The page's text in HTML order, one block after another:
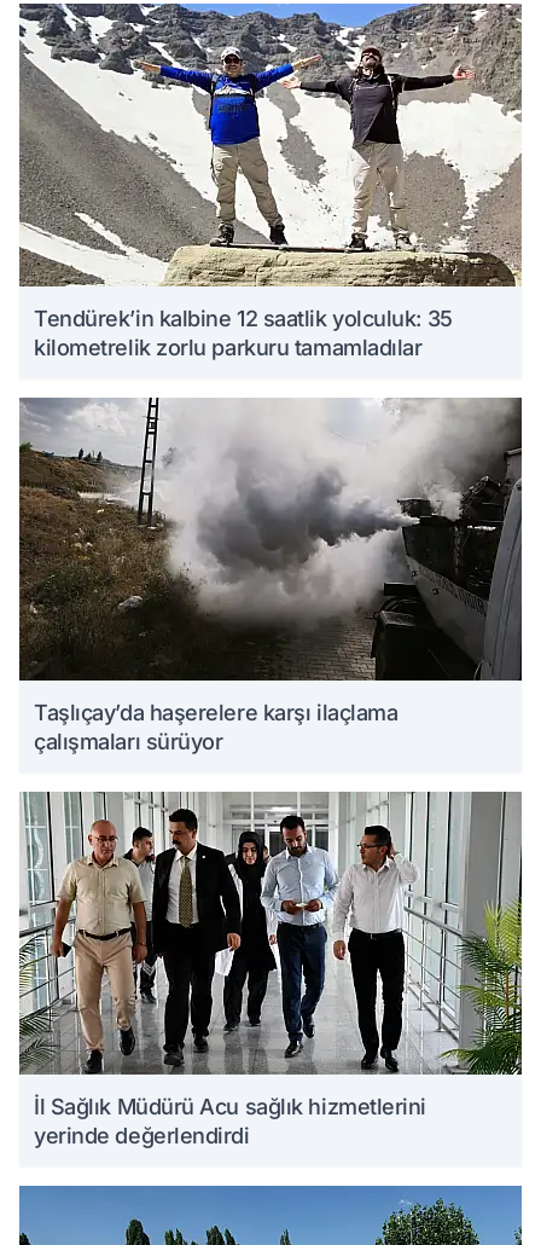
Tendürek’in kalbine 12 saatlik yolculuk: 35
kilometrelik zorlu parkuru tamamladılar
Taşlıçay’da haşerelere karşı ilaçlama
çalışmaları sürüyor
İl Sağlık Müdürü Acu sağlık hizmetlerini
yerinde değerlendirdi